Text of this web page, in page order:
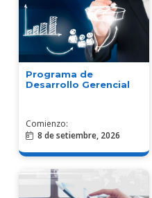
Programa de
Desarrollo Gerencial
Comienzo:
8 de setiembre, 2026